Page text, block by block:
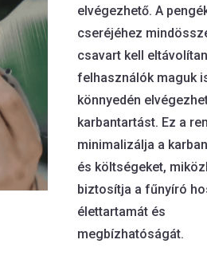
elvégezhető. A
cseréjéhez
csavart kell
felhasználók maguk
könnyedén
karbantartást. Ez a
minimalizálja a
és költségeket,
biztosítja a fűnyíró
élettartamát és
megbízhatóságát.